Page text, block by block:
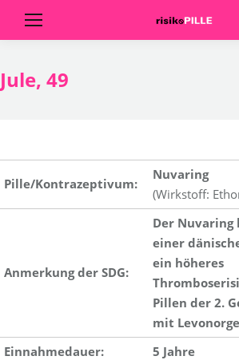
Jule, 49
Pille/Kontrazeptivum:
Nuvaring
(Wirkstoff:
Anmerkung der SDG:
Der Nuvaring
einer
ein höheres
Pillen der 2.
mit
Einnahmedauer:
5 Jahre